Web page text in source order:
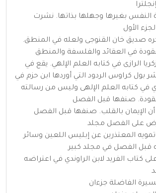
بغيرها وجهلها بذاتها. نشرت
الأول
صديق خان القنوجى ولعله في المنطق.
في العقائد والفلسفة والمنطق
الرازى في كتابه العلم الإلهي. يقع في
بول كراوس الردود التي أوردها ابن حزم في
في كتابه العلم الإلهى وليس من رسالته
صنفها قبل الفصل
الإيمان بالقلب. صنفها قبل الفصل
على الفصل مجلد
المعتذرين عن إبليس اللعين وسائر
قبل الفصل في مجلد كبير
كتاب الفريد لابن الراوندي في اعتراضه
الفاضلة جزءان